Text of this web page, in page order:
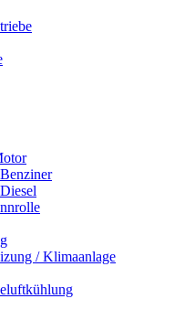
/ Klimaanlage